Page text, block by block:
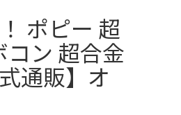
ポピー 超
ン 超合金
通販】オ